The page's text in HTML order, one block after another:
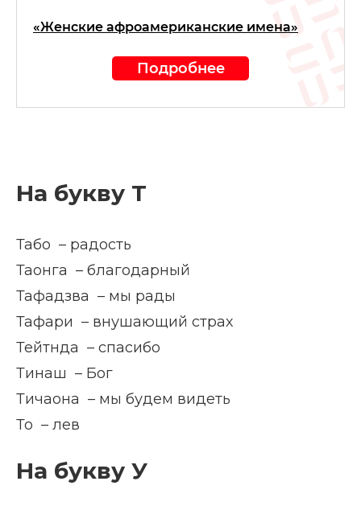
«Женские афроамериканские имена»
Подробнее
На букву Т
Табо – радость
Таонга – благодарный
Тафадзва – мы рады
Тафари – внушающий страх
Тейтнда – спасибо
Тинаш – Бог
Тичаона – мы будем видеть
То – лев
На букву У